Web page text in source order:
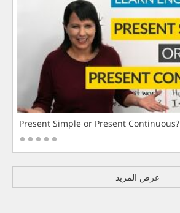
Present Simple or Present Continuous?
عرض المزيد